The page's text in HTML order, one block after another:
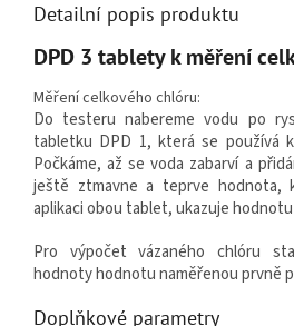
Detailní popis produktu
DPD 3 tablety k měření
Měření celkového chlóru:
Do testeru nabereme vodu po
tabletku DPD 1, která se používá
Počkáme, až se voda zabarví a
ještě ztmavne a teprve hodnota,
aplikaci obou tablet, ukazuje
Pro výpočet vázaného chlóru
hodnoty hodnotu naměřenou prvně
Doplňkové parametry